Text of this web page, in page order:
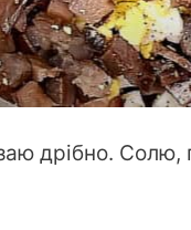
дрібно.